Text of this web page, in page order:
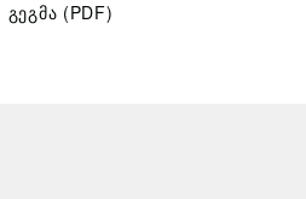
გეგმა (PDF)